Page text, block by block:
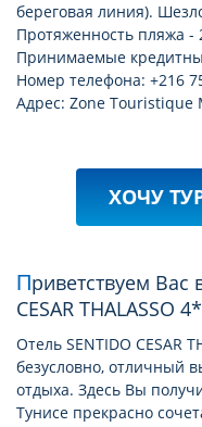
береговая линия).
Протяженность пляжа -
Принимаемые
Номер телефона: +216
Адрес: Zone Touristique
ХОЧУ
Приветствуем Вас в Тунисе в отеле SENTIDO
CESAR THALASSO
Отель SENTIDO CESAR
безусловно, отличный
отдыха. Здесь Вы
Тунисе прекрасно